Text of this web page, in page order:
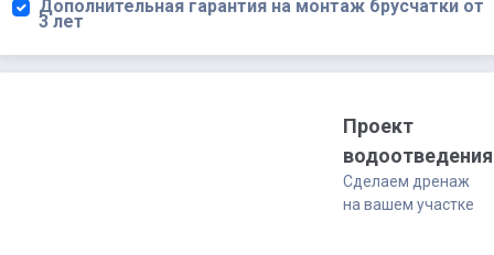
ColorMix
quantity
Дополнительная гарантия на монтаж брусчатки от
3 лет
Проект
водоотведения
Сделаем дренаж
на вашем участке